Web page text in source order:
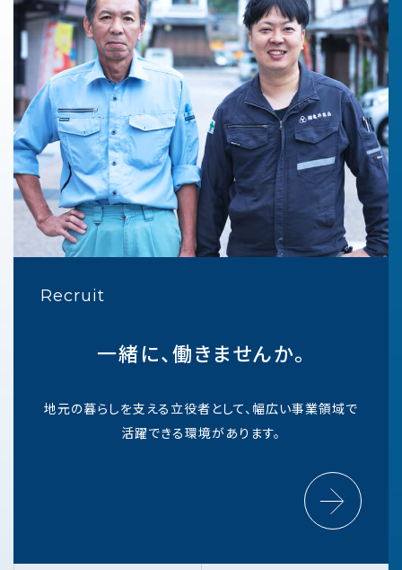
Recruit
一緒に、働きませんか。
地元の暮らしを支える立役者として、幅広い事業領域で
活躍できる環境があります。